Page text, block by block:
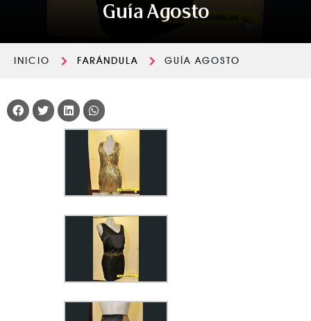
Guía Agosto
INICIO FARÁNDULA GUÍA AGOSTO